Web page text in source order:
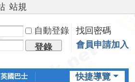
站規
自動登錄
找回密碼
登錄 會員申請加入
快捷導覽
英國巴士